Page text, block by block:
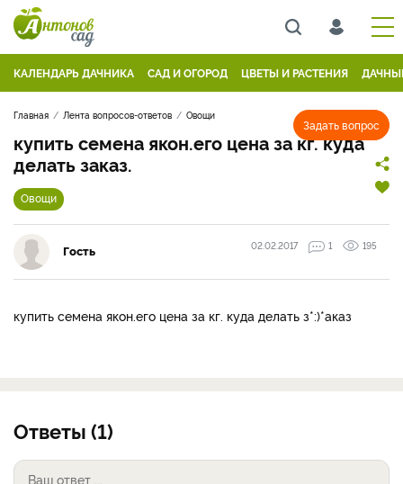
КАЛЕНДАРЬ ДАЧНИКА САД И ОГОРОД ЦВЕТЫ И РАСТЕНИЯ
Задать вопрос
Главная Лента вопросов-ответов Овощи
купить семена якон.его цена за кг. куда
делать заказ.
Овощи
Гость 02.02.2017 1 195
купить семена якон.его цена за кг. куда делать з*:)*аказ
Ответы (1)